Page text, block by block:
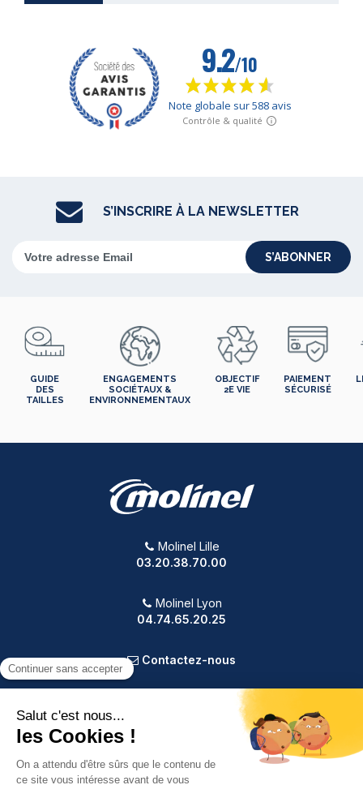
S’INSCRIRE À LA NEWSLETTER
S’ABONNER
GUIDE
DES
TAILLES
ENGAGEMENTS
SOCIÉTAUX &
ENVIRONNEMENTAUX
OBJECTIF
2E VIE
PAIEMENT
SÉCURISÉ
Molinel Lille
03.20.38.70.00
Molinel Lyon
04.74.65.20.25
Contactez-nous
PRODUITS